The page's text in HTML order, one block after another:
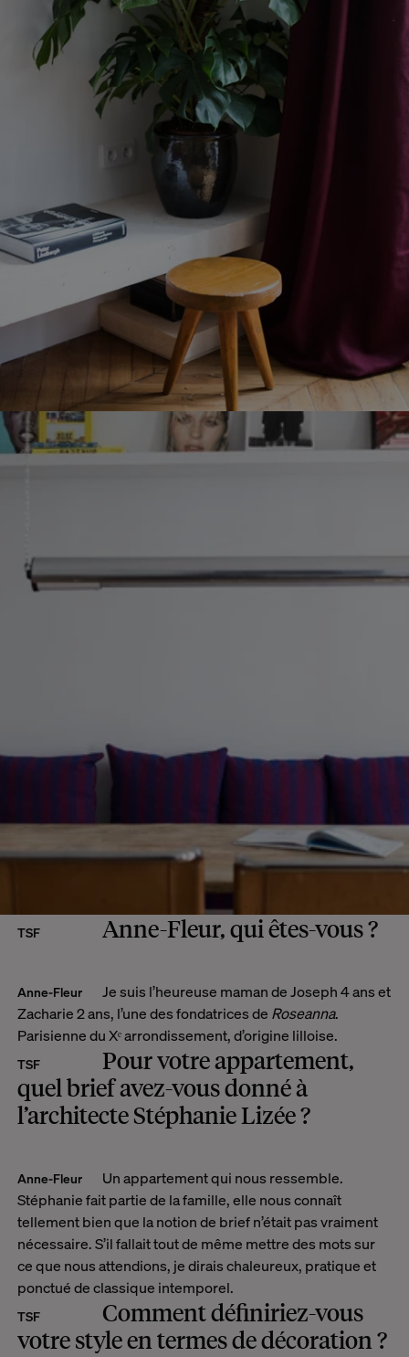
TSF Anne-Fleur, qui êtes-vous ?
Anne-Fleur
Je suis l’heureuse maman de Joseph 4 ans et
Zacharie 2 ans, l’une des fondatrices de Roseanna.
Parisienne du Xᵉ arrondissement, d’origine lilloise.
TSF
Pour votre appartement,
quel brief avez-vous donné à
l’architecte Stéphanie Lizée ?
Anne-Fleur
Un appartement qui nous ressemble.
Stéphaniefait partie de la famille, elle nous connaît
tellement bien que la notion de brief n’était pas vraiment
nécessaire. S’il fallait tout de même mettre des mots sur
ce que nous attendions, je dirais chaleureux, pratique et
ponctué de classique intemporel.
TSF
Comment définiriez-vous
votre style en termes de décoration ?